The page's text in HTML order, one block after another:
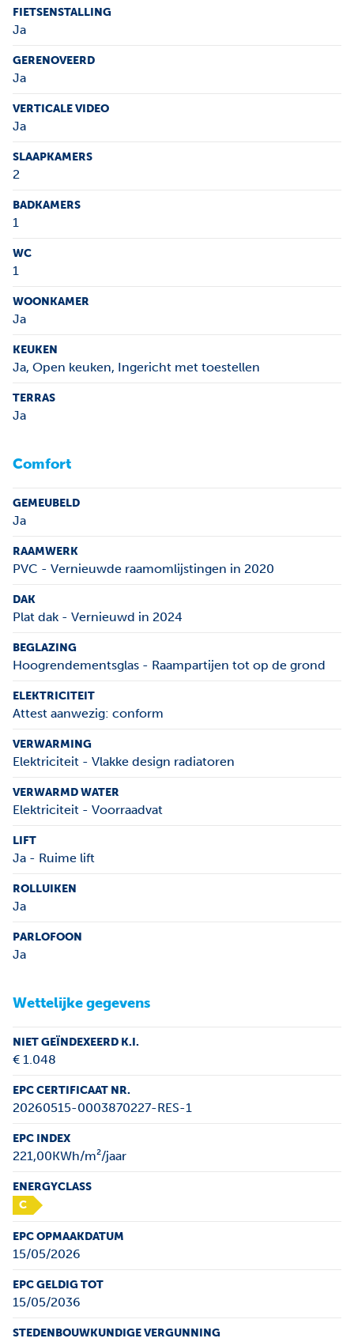
FIETSENSTALLING
Ja
GERENOVEERD
Ja
VERTICALE VIDEO
Ja
SLAAPKAMERS
2
BADKAMERS
1
WC
1
WOONKAMER
Ja
KEUKEN
Ja, Open keuken, Ingericht met toestellen
TERRAS
Ja
Comfort
GEMEUBELD
Ja
RAAMWERK
PVC - Vernieuwde raamomlijstingen in 2020
DAK
Plat dak - Vernieuwd in 2024
BEGLAZING
Hoogrendementsglas - Raampartijen tot op de grond
ELEKTRICITEIT
Attest aanwezig: conform
VERWARMING
Elektriciteit - Vlakke design radiatoren
VERWARMD WATER
Elektriciteit - Voorraadvat
LIFT
Ja - Ruime lift
ROLLUIKEN
Ja
PARLOFOON
Ja
Wettelijke gegevens
NIET GEÏNDEXEERD K.I.
€ 1.048
EPC CERTIFICAAT NR.
20260515-0003870227-RES-1
EPC INDEX
221,00KWh/m²/jaar
ENERGYCLASS
C
EPC OPMAAKDATUM
15/05/2026
EPC GELDIG TOT
15/05/2036
STEDENBOUWKUNDIGE VERGUNNING